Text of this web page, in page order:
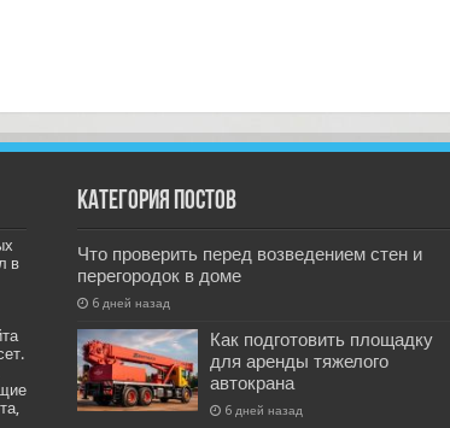
в
Категория постов
Что проверить перед возведением стен и
перегородок в доме
6 дней назад
Как подготовить площадку
для аренды тяжелого
автокрана
6 дней назад